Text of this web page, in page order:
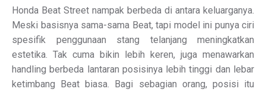
Honda Beat Street nampak berbeda di antara keluarganya.
Meski basisnya sama-sama Beat, tapi model ini punya ciri
spesifik penggunaan stang telanjang meningkatkan
estetika. Tak cuma bikin lebih keren, juga menawarkan
handling berbeda lantaran posisinya lebih tinggi dan lebar
ketimbang Beat biasa. Bagi sebagian orang, posisi itu